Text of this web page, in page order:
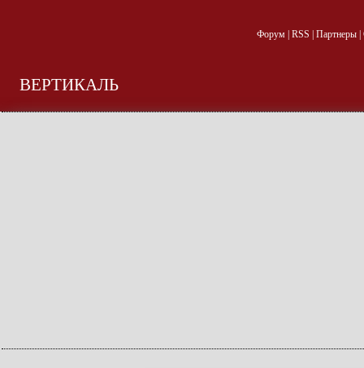
Форум| RSS Партнеры|
ВЕРТИКАЛЬ